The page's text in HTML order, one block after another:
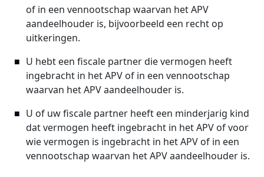
of in een vennootschap waarvan het APV
aandeelhouder is, bijvoorbeeld een recht op
uitkeringen.
U hebt een fiscale partner die vermogen heeft
ingebracht in het APV of in een vennootschap
waarvan het APV aandeelhouder is.
U of uw fiscale partner heeft een minderjarig kind
dat vermogen heeft ingebracht in het APV of voor
wie vermogen is ingebracht in het APV of in een
vennootschap waarvan het APV aandeelhouder is.